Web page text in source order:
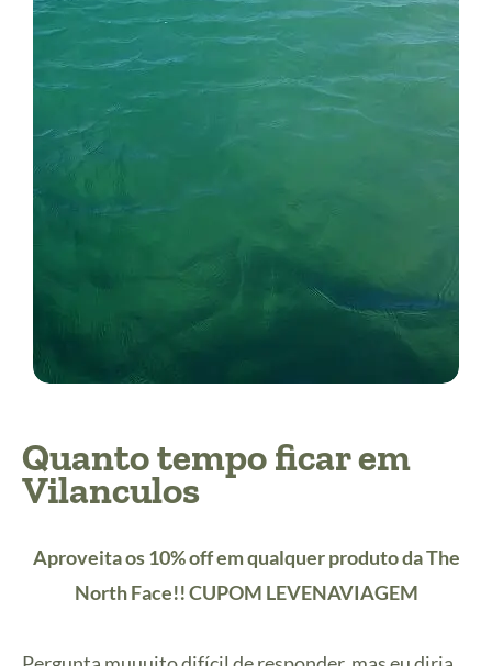
Quanto tempo ficar em
Vilanculos
Aproveita os 10% off em qualquer produto da The
North Face!! CUPOM LEVENAVIAGEM